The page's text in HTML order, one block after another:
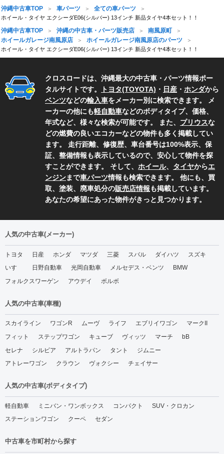
沖縄中古車TOP 車パーツ 全ての車パーツ
ホイール・タイヤ エクシーダE06(シルバー) 13インチ 新品タイヤ4本セット！！
沖縄中古車TOP 沖縄の中古車・パーツ販売店
南風原町
ホイールガレージ南風原店
ホイールガレージ南風原店のパーツ
ホイール・タイヤ エクシーダE06(シルバー) 13インチ 新品タイヤ4本セット！！
クロスロードは、沖縄最大の中古車・パーツ情報ポー
タルサイトです。
トヨタ(TOYOTA) ・ 日産 ・ ホンダから
ベンツなどの輸入車をメーカー別に検索できます。 メ
ーカーの他にも軽自動車などのボディタイプ、価格、
年式など、様々な検索が可能です。 また、 プリウスな
どの燃費の良いエコカーなどの物件も多く掲載してい
ます。 走行距離、修復歴、車台番号は100%表示、保
証、整備情報も表示しているので、安心して物件を探
すことができます。 そして、 ホイール、 タイヤからエ
ンジンまで車パーツ情報も検索できます。 他にも、買
取、塗装、廃車処分の販売店情報も掲載しています。
あなたの希望にあった物件がきっと見つかります。
人気の中古車(メーカー)
トヨタ 日産 ホンダ マツダ 三菱 スバル ダイハツ
スズキ
いすゞ
日野自動車 光岡自動車 メルセデス・ベンツ
BMW
フォルクスワーゲン
アウデイ ボルボ
人気の中古車(車種)
スカイライン ワゴンR ムーヴ ライフ エブリイワゴン
マークII
フィット
ステップワゴン キューブ ヴィッツ マーチ
bB
セレナ
シルビア アルトラパン タント
ジムニー
アトレーワゴン
クラウン ヴォクシー チェイサー
人気の中古車(ボディタイプ)
軽自動車 ミニバン・ワンボックス コンパクト
SUV・クロカン
ステーションワゴン
クーペ セダン
中古車を市町村から探す